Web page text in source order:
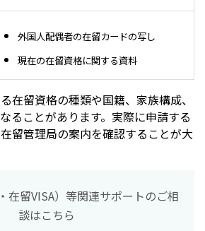
外国人配偶者の在留カードの写し
現在の在留資格に関する資料
在留資格の種類や国籍、家族構成、
ることがあります。実際に申請する
留管理局の案内を確認することが大
在留VISA）等関連サポートのご相
談はこちら